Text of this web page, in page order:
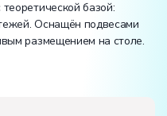
базой:
Оснащён подвесами
размещением на столе.